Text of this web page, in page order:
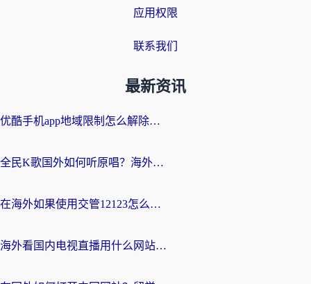
应用权限
联系我们
最新资讯
优酷手机app地域限制怎么解除？海外党亲测有效的追剧方案
全民K歌国外如何听原唱？海外党亲测有效的回国加速器选择指南
在海外如果使用交管12123怎么处理？留学生亲测有效的回国加速方案
海外看国内电视直播用什么网站比较好？一篇解决你所有追剧难题的实用指南